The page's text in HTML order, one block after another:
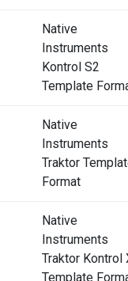
Native
Instruments
Kontrol S2
Template
Native
Instruments
Traktor
Format
Native
Instruments
Traktor Kontrol
Template